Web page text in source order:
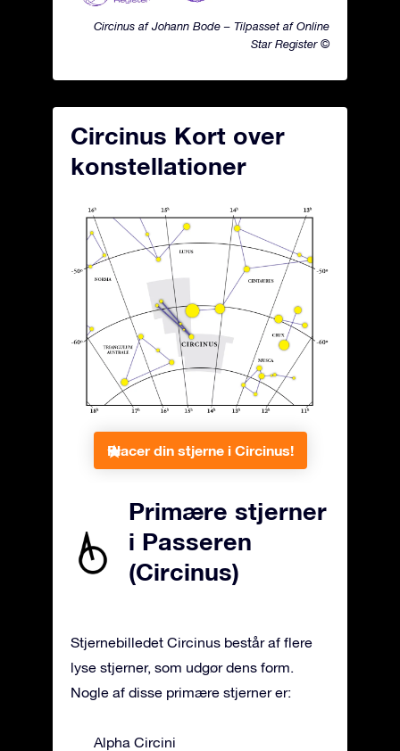
Circinus af Johann Bode – Tilpasset af Online
Star Register ©
Circinus Kort over
konstellationer
Placer din stjerne i Circinus!
Primære stjerner
i Passeren
(Circinus)
Stjernebilledet Circinus består af flere
lyse stjerner, som udgør dens form.
Nogle af disse primære stjerner er:
Alpha Circini